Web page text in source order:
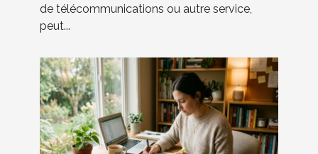
de télécommunications ou autre service,
peut...